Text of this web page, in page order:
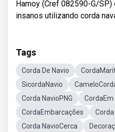
Hamoy (Cref 082590-G/
insanos utilizando corda
Tags
Corda De Navio
SicordaNavio
Corda NavioPNG
CordaEm
CordaEmbarcações
Corda
Corda NavioCerca